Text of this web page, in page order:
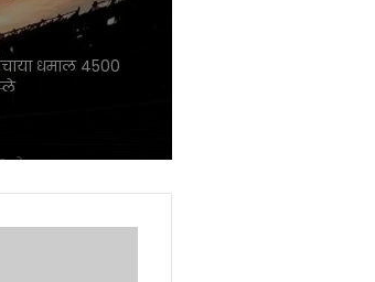
ने मचाया तहलका
खरीदें
घबराएं नहीं, इन 4